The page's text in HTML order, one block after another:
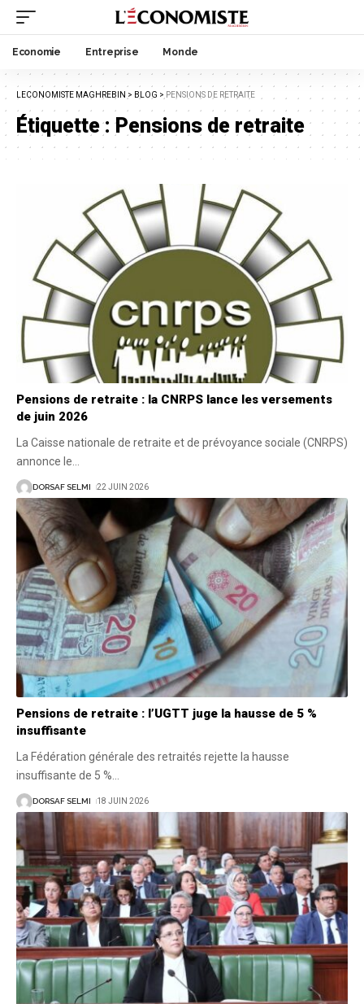
Economie Entreprise Monde
LECONOMISTE MAGHREBIN > BLOG > PENSIONS DE RETRAITE
Étiquette :Pensions de retraite
Pensions de retraite : la CNRPS lance les versements
de juin 2026
La Caisse nationale de retraite et de prévoyance sociale (CNRPS)
annonce le
DORSAF SELMI 22 JUIN 2026
Pensions de retraite : l’UGTT juge la hausse de 5 %
insuffisante
La Fédération générale des retraités rejette la hausse
insuffisante de 5 %
DORSAF SELMI 18 JUIN 2026